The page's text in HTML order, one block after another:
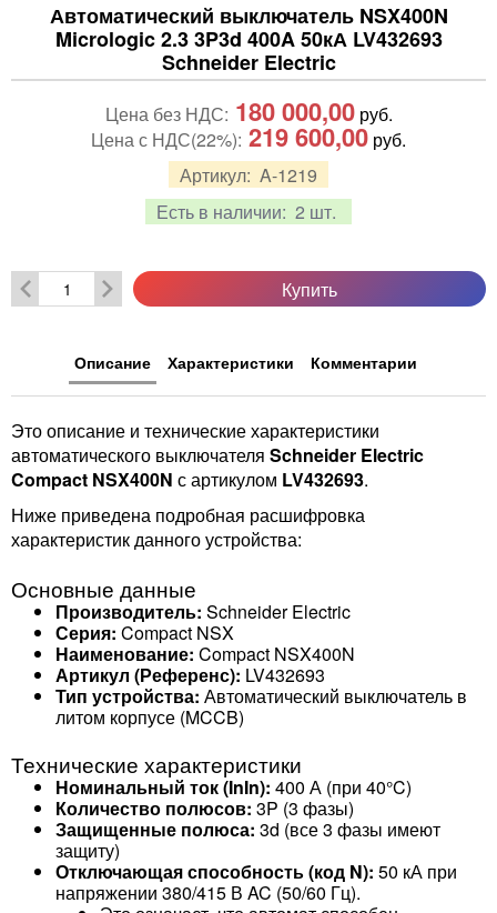
Автоматический выключатель NSX400N
Micrologic 2.3 3P3d 400A 50кА LV432693
Schneider Electric
Артикул: A-1219
Есть в наличии: 2 шт.
Цена без НДС: 180 000,00руб.
Цена с НДС(22%): 219 600,00 руб.
Купить
Описание Характеристики Комментарии
Это описание и технические характеристики
автоматического выключателя Schneider Electric
Compact NSX400N с артикулом LV432693.
Ниже приведена подробная расшифровка
характеристик данного устройства:
Основные данные
Производитель: Schneider Electric
Серия: Compact NSX
Наименование: Compact NSX400N
Артикул (Референс): LV432693
Тип устройства: Автоматический выключатель в
литом корпусе (MCCB)
Технические характеристики
Номинальный ток (InIn​): 400 А (при 40°C)
Количество полюсов: 3P (3 фазы)
Защищенные полюса: 3d (все 3 фазы имеют
защиту)
Отключающая способность (код N): 50 кА при
напряжении 380/415 В AC (50/60 Гц).